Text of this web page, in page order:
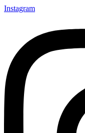
Instagram